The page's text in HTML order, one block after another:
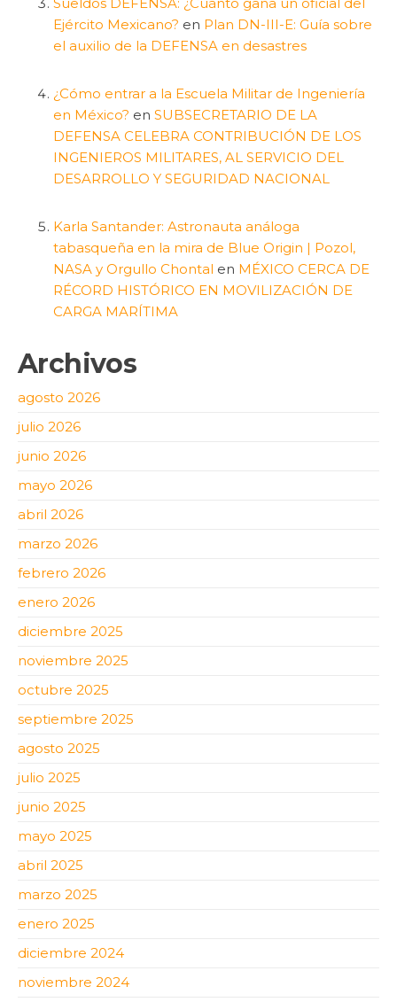
Ejército Mexicano? en Plan DN-III-E: Guía sobre
el auxilio de la DEFENSA en desastres
¿Cómo entrar a la Escuela Militar de Ingeniería
en México? en SUBSECRETARIO DE LA
DEFENSA CELEBRA CONTRIBUCIÓN DE LOS
INGENIEROS MILITARES, AL SERVICIO DEL
DESARROLLO Y SEGURIDAD NACIONAL
Karla Santander: Astronauta análoga
tabasqueña en la mira de Blue Origin | Pozol,
NASA y Orgullo Chontal en MÉXICO CERCA DE
RÉCORD HISTÓRICO EN MOVILIZACIÓN DE
CARGA MARÍTIMA
Archivos
agosto 2026
julio 2026
junio 2026
mayo 2026
abril 2026
marzo 2026
febrero 2026
enero 2026
diciembre 2025
noviembre 2025
octubre 2025
septiembre 2025
agosto 2025
julio 2025
junio 2025
mayo 2025
abril 2025
marzo 2025
enero 2025
diciembre 2024
noviembre 2024